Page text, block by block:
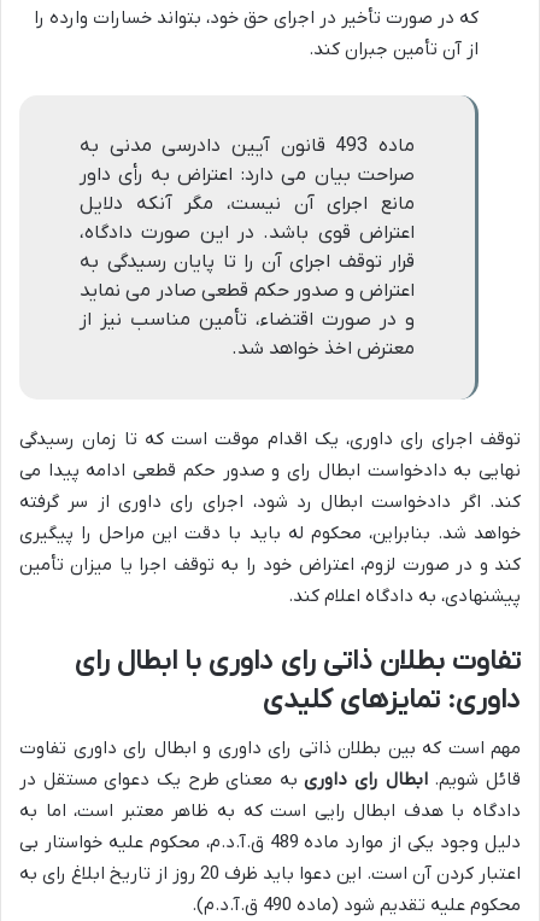
که در صورت تأخیر در اجرای حق خود، بتواند خسارات وارده را
از آن تأمین جبران کند.
ماده 493 قانون آیین دادرسی مدنی به
صراحت بیان می دارد: اعتراض به رأی داور
مانع اجرای آن نیست، مگر آنکه دلایل
اعتراض قوی باشد. در این صورت دادگاه،
قرار توقف اجرای آن را تا پایان رسیدگی به
اعتراض و صدور حکم قطعی صادر می نماید
و در صورت اقتضاء، تأمین مناسب نیز از
معترض اخذ خواهد شد.
توقف اجرای رای داوری، یک اقدام موقت است که تا زمان رسیدگی
نهایی به دادخواست ابطال رای و صدور حکم قطعی ادامه پیدا می
کند. اگر دادخواست ابطال رد شود، اجرای رای داوری از سر گرفته
خواهد شد. بنابراین، محکوم له باید با دقت این مراحل را پیگیری
کند و در صورت لزوم، اعتراض خود را به توقف اجرا یا میزان تأمین
پیشنهادی، به دادگاه اعلام کند.
تفاوت بطلان ذاتی رای داوری با ابطال رای
داوری: تمایزهای کلیدی
مهم است که بین بطلان ذاتی رای داوری و ابطال رای داوری تفاوت
قائل شویم.ابطال رای داوریبه معنای طرح یک دعوای مستقل در
دادگاه با هدف ابطال رایی است که به ظاهر معتبر است، اما به
دلیل وجود یکی از موارد ماده 489 ق.آ.د.م، محکوم علیه خواستار بی
اعتبار کردن آن است. این دعوا باید ظرف 20 روز از تاریخ ابلاغ رای به
محکوم علیه تقدیم شود (ماده 490 ق.آ.د.م).